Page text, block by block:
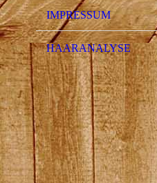
IMPRESSUM
HAARANALYSE